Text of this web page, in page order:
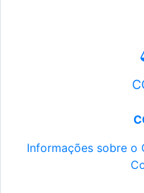
Informações sobre o